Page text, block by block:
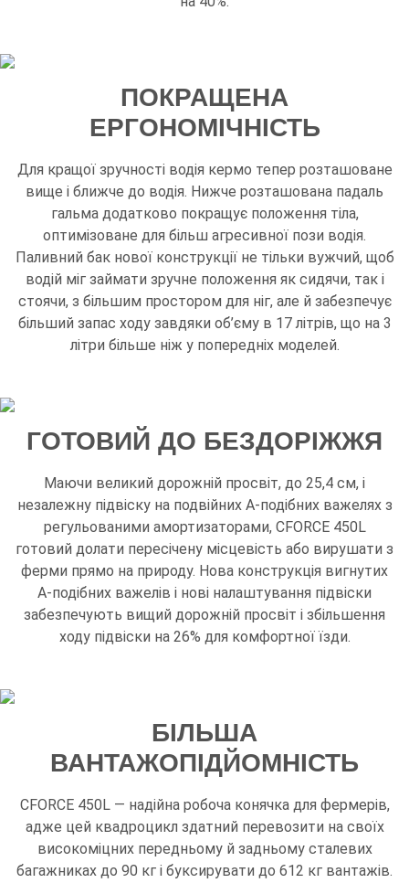
ПОКРАЩЕНА
ЕРГОНОМІЧНІСТЬ
Для кращої зручності водія кермо тепер розташоване
вище і ближче до водія. Нижче розташована падаль
гальма додатково покращує положення тіла,
оптимізоване для більш агресивної пози водія.
Паливний бак нової конструкції не тільки вужчий, щоб
водій міг займати зручне положення як сидячи, так і
стоячи, з більшим простором для ніг, але й забезпечує
більший запас ходу завдяки об’єму в 17 літрів, що на 3
літри більше ніж у попередніх моделей.
ГОТОВИЙ ДО БЕЗДОРІЖЖЯ
Маючи великий дорожній просвіт, до 25,4 см, і
незалежну підвіску на подвійних А-подібних важелях з
регульованими амортизаторами, CFORCE 450L
готовий долати пересічену місцевість або вирушати з
ферми прямо на природу. Нова конструкція вигнутих
А-подібних важелів і нові налаштування підвіски
забезпечують вищий дорожній просвіт і збільшення
ходу підвіски на 26% для комфортної їзди.
БІЛЬША
ВАНТАЖОПІДЙОМНІСТЬ
CFORCE 450L — надійна робоча конячка для фермерів,
адже цей квадроцикл здатний перевозити на своїх
високоміцних передньому й задньому сталевих
багажниках до 90 кг і буксирувати до 612 кг вантажів.